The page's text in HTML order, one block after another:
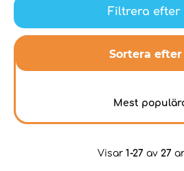
Filtrera efter
Sortera efter
Mest
Visar 1-27 av 27